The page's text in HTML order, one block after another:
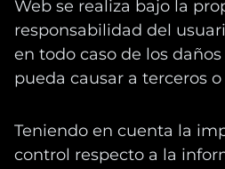
Web se realiza bajo la
responsabilidad del
en todo caso de los
pueda causar a terceros
Teniendo en cuenta la
control respecto a la